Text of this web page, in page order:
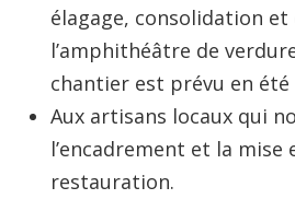
élagage, consolidation
l’amphithéâtre de
chantier est prévu en été
Aux artisans locaux qui
l’encadrement et la
restauration.